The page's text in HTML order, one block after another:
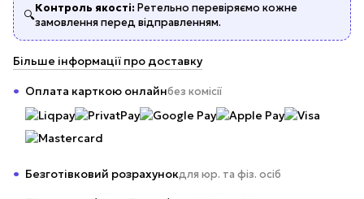
🔍
Контроль якості: Ретельно перевіряємо кожне
замовлення перед відправленням.
Більше інформації про доставку
Оплата карткою онлайнбез комісії
Безготівковий розрахунокдля юр. та фіз. осіб